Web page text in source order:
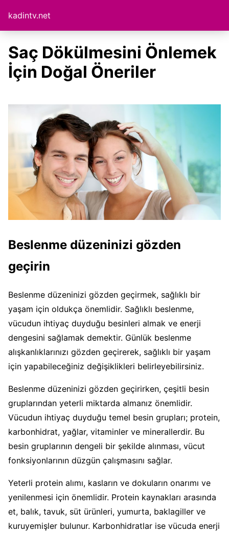
kadintv.net
Saç Dökülmesini Önlemek
İçin Doğal Öneriler
Beslenme düzeninizi gözden
geçirin
Beslenme düzeninizi gözden geçirmek, sağlıklı bir
yaşam için oldukça önemlidir. Sağlıklı beslenme,
vücudun ihtiyaç duyduğu besinleri almak ve enerji
dengesini sağlamak demektir. Günlük beslenme
alışkanlıklarınızı gözden geçirerek, sağlıklı bir yaşam
için yapabileceğiniz değişiklikleri belirleyebilirsiniz.
Beslenme düzeninizi gözden geçirirken, çeşitli besin
gruplarından yeterli miktarda almanız önemlidir.
Vücudun ihtiyaç duyduğu temel besin grupları; protein,
karbonhidrat, yağlar, vitaminler ve minerallerdir. Bu
besin gruplarının dengeli bir şekilde alınması, vücut
fonksiyonlarının düzgün çalışmasını sağlar.
Yeterli protein alımı, kasların ve dokuların onarımı ve
yenilenmesi için önemlidir. Protein kaynakları arasında
et, balık, tavuk, süt ürünleri, yumurta, baklagiller ve
kuruyemişler bulunur. Karbonhidratlar ise vücuda enerji